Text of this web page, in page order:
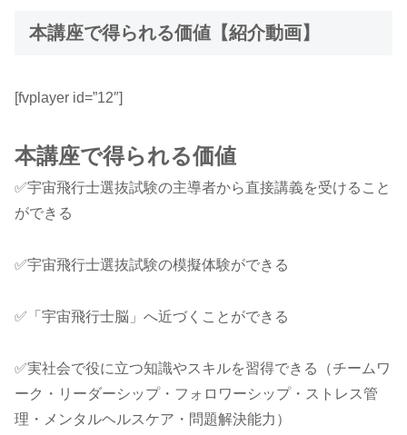
本講座で得られる価値【紹介動画】
[fvplayer id=”12″]
本講座で得られる価値
✅宇宙飛行士選抜試験の主導者から直接講義を受けること
ができる
✅宇宙飛行士選抜試験の模擬体験ができる
✅「宇宙飛行士脳」へ近づくことができる
✅実社会で役に立つ知識やスキルを習得できる（チームワ
ーク・リーダーシップ・フォロワーシップ・ストレス管
理・メンタルヘルスケア・問題解決能力）